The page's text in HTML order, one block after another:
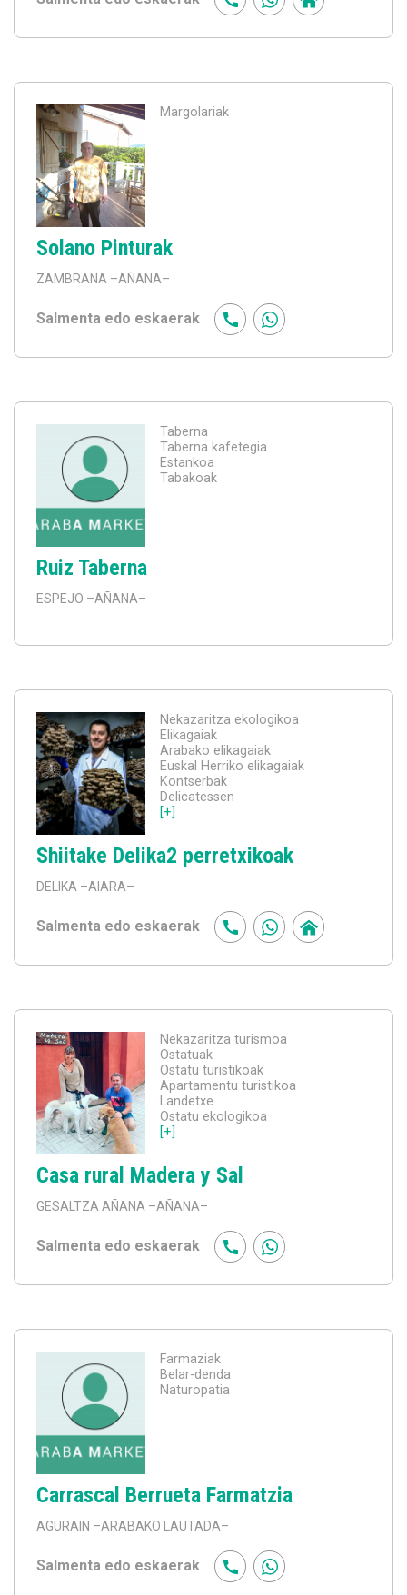
Margolariak
Solano Pinturak
ZAMBRANA –AÑANA–
Salmenta edo eskaerak
Taberna
Taberna kafetegia
Estankoa
Tabakoak
Ruiz Taberna
ESPEJO –AÑANA–
Nekazaritza ekologikoa
Elikagaiak
Arabako elikagaiak
Euskal Herriko elikagaiak
Kontserbak
Delicatessen
[+]
Shiitake Delika2 perretxikoak
DELIKA –AIARA–
Salmenta edo eskaerak
Nekazaritza turismoa
Ostatuak
Ostatu turistikoak
Apartamentu turistikoa
Landetxe
Ostatu ekologikoa
[+]
Casa rural Madera y Sal
GESALTZA AÑANA –AÑANA–
Salmenta edo eskaerak
Farmaziak
Belar-denda
Naturopatia
Carrascal Berrueta Farmatzia
AGURAIN –ARABAKO LAUTADA–
Salmenta edo eskaerak